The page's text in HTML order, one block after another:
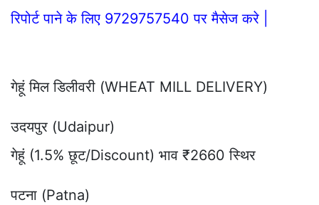
रिपोर्ट पाने के लिए 9729757540 पर मैसेज करे |
गेहूं मिल डिलीवरी (WHEAT MILL DELIVERY)
उदयपुर (Udaipur)
गेहूं (1.5% छूट/Discount) भाव ₹2660 स्थिर
पटना (Patna)